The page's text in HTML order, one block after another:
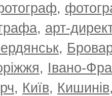
,
, арт-
,
, Івано-
, Київ, Кишинів